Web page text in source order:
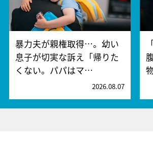
暴力夫が親権取得…。幼い
息子が切実な訴え「帰りた
くない。パパはマ…
2026.08.07